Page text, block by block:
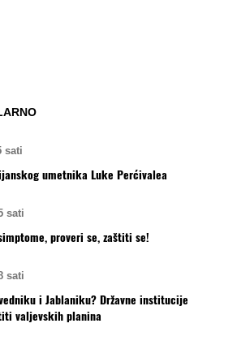
sati
umetnika Luke Perćivalea
sati
proveri se, zaštiti se!
sati
i Jablaniku? Državne institucije
valjevskih planina